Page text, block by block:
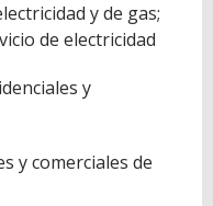
y de gas;
de electricidad
y
y comerciales de